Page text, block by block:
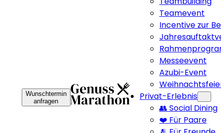
Teamevent
Incentive zur
Messeevent
Azubi-Event
Privat-Erlebnis
👥 Social Dining
❤️ Für Paare
Wunschtermin
anfragen